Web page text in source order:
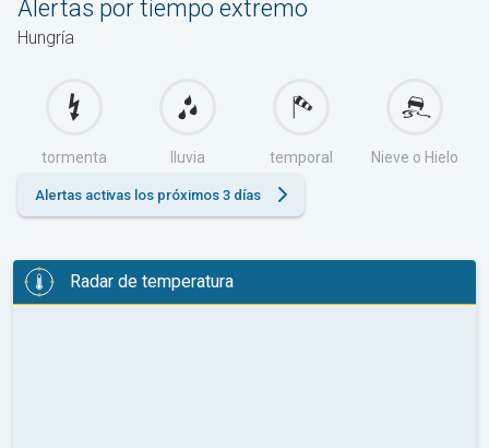
Alertas por tiempo extremo
Hungría
tormenta lluvia temporal Nieve o Hielo
Alertas activas los próximos 3 días
Radar de temperatura